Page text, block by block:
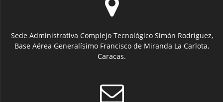
Sede Administrativa Complejo Tecnológico Simón Rodríguez,
Base Aérea Generalísimo Francisco de Miranda La Carlota,
Caracas.